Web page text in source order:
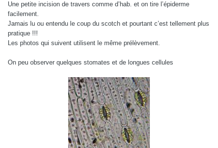
Une petite incision de travers comme d’hab. et on tire l’épiderme
facilement.
Jamais lu ou entendu le coup du scotch et pourtant c’est tellement plus
pratique !!!
Les photos qui suivent utilisent le même prélèvement.
On peu observer quelques stomates et de longues cellules